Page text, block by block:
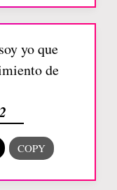
yo que
de